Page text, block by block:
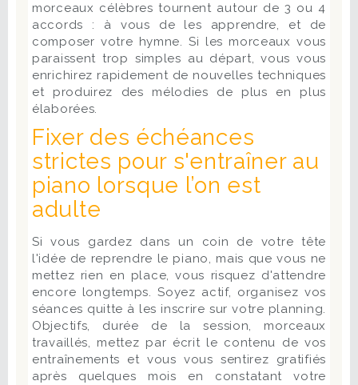
morceaux célèbres tournent autour de 3 ou 4
accords : à vous de les apprendre, et de
composer votre hymne. Si les morceaux vous
paraissent trop simples au départ, vous vous
enrichirez rapidement de nouvelles techniques
et produirez des mélodies de plus en plus
élaborées.
Fixer des échéances
strictes pour s'entraîner au
piano lorsque l’on est
adulte
Si vous gardez dans un coin de votre tête
l'idée de reprendre le piano, mais que vous ne
mettez rien en place, vous risquez d'attendre
encore longtemps. Soyez actif, organisez vos
séances quitte à les inscrire sur votre planning.
Objectifs, durée de la session, morceaux
travaillés, mettez par écrit le contenu de vos
entraînements et vous vous sentirez gratifiés
après quelques mois en constatant votre